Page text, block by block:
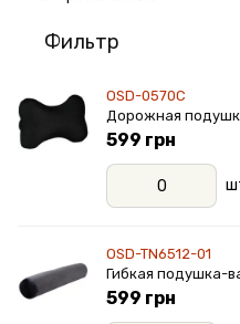
Фильтр
OSD-0570C
Дорожная
599 грн
OSD-TN6512-01
Гибкая подушка-
599 грн